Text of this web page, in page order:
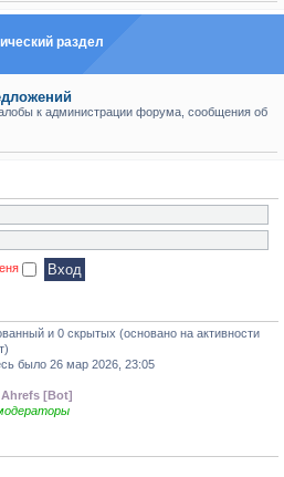
раздел
к администрации форума, сообщения об
и 0 скрытых (основано на активности
было 26 мар 2026, 23:05
Ahrefs [Bot]